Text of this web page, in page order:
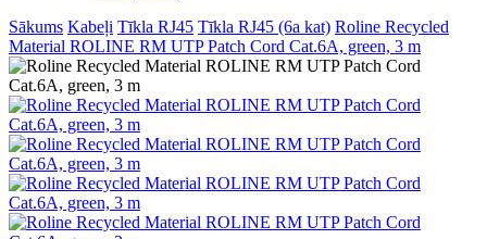
Sākums Kabeļi Tīkla RJ45 Tīkla RJ45 (6a kat) Roline Recycled
Material ROLINE RM UTP Patch Cord Cat.6A, green, 3 m